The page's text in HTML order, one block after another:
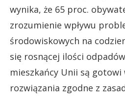
wynika, że 65 proc.
zrozumienie wpływu
środowiskowych na
się rosnącej ilości
mieszkańcy Unii są gotowi
rozwiązania zgodne z